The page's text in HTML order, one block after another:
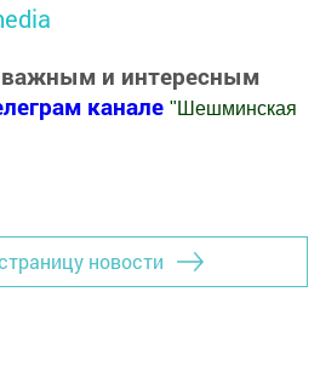
и интересным
канале " Шешминская
новости